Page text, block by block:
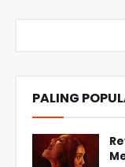
PALING